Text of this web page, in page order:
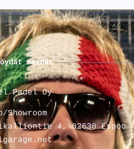
meidät
Padel Oy
Showroom
4, 02630 Espoo